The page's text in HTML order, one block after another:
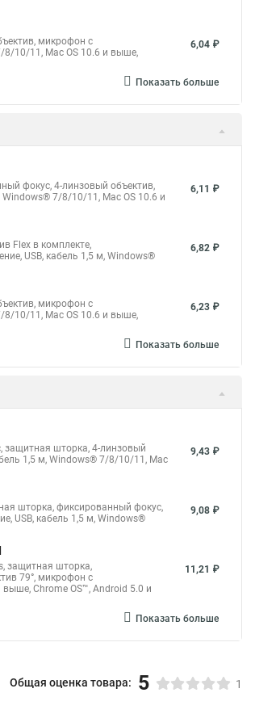
микрофон с
8/10/11, Mac OS 10.6 и выше,
6,04 ₽
Показать больше
фокус, 4-линзовый объектив,
7/8/10/11, Mac OS 10.6 и
6,11 ₽
Flex в комплекте,
USB, кабель 1,5 м, Windows®
6,82 ₽
микрофон с
8/10/11, Mac OS 10.6 и выше,
6,23 ₽
Показать больше
защитная шторка, 4-линзовый
1,5 м, Windows® 7/8/10/11, Mac
9,43 ₽
шторка, фиксированный фокус,
USB, кабель 1,5 м, Windows®
9,08 ₽
защитная шторка,
79°, микрофон с
Chrome OS™, Android 5.0 и
11,21 ₽
Показать больше
Общая оценка товара: 5 1